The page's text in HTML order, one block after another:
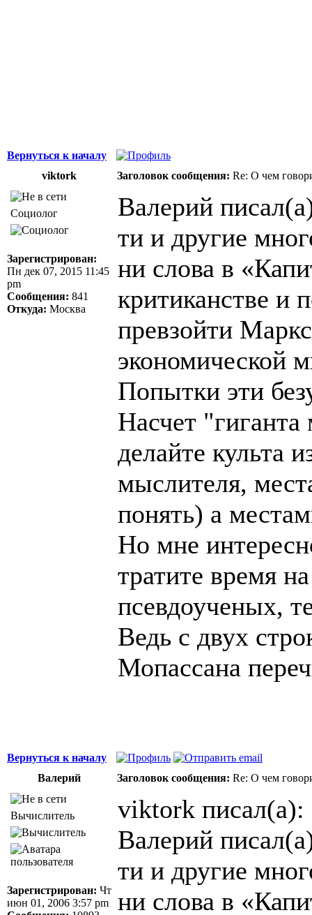
Вернуться к началу
viktork
Заголовок сообщения: Re: О чем
Социолог
Зарегистрирован:
Пн дек 07, 2015 11:45
pm
Сообщения: 841
Откуда: Москва
Валерий
ти и другие
ни слова в
критиканстве и
превзойти
экономической
Попытки эти
Насчет
делайте культа
мыслителя,
понять) а
Но мне
тратите время
псевдоученых,
Ведь с двух
Мопассана
Вернуться к началу
Валерий
Заголовок сообщения: Re: О чем
Вычислитель
Зарегистрирован: Чт
июн 01, 2006 3:57 pm
viktork писал(а):
Валерий
ти и другие
ни слова в